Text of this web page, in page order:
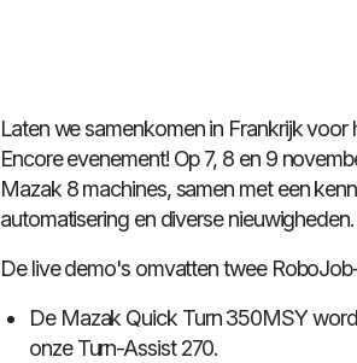
Laten we samenkomen in Frankrijk
Encore evenement! Op 7, 8 en 9
Mazak 8 machines, samen met een
automatisering en diverse nieuwigheden.
De live demo's omvatten twee
De Mazak Quick Turn 350MSY
onze Turn-Assist 270.